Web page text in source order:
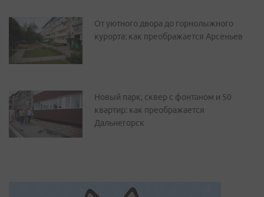
От уютного двора до горнолыжного
курорта: как преображается Арсеньев
Новый парк, сквер с фонтаном и 50
квартир: как преображается
Дальнегорск